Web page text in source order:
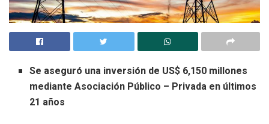
Se aseguró una inversión de US$ 6,150 millones
mediante Asociación Público – Privada en últimos
21 años